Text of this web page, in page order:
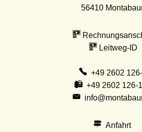
56410
Leitweg-ID
+49 2602
+49 2602 126-
Anfahrt